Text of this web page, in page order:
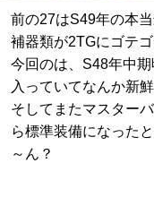
前の27はS49年の本
補器類が2TGにゴテ
今回のは、S48年中
入っていてなんか新鮮
そしてまたマスター
ら標準装備になった
～ん？